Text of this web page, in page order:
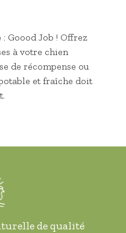
Goood Job ! Offrez
à votre chien
de récompense ou
et fraîche doit
de qualité